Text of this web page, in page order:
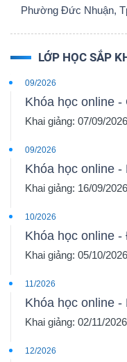
Phường Đức Nhuận,
LỚP HỌC SẮP
09/2026
Khóa học online
Khai giảng: 07/09/
09/2026
Khóa học online
Khai giảng: 16/09/
10/2026
Khóa học online
Khai giảng: 05/10/
11/2026
Khóa học online
Khai giảng: 02/11/
12/2026